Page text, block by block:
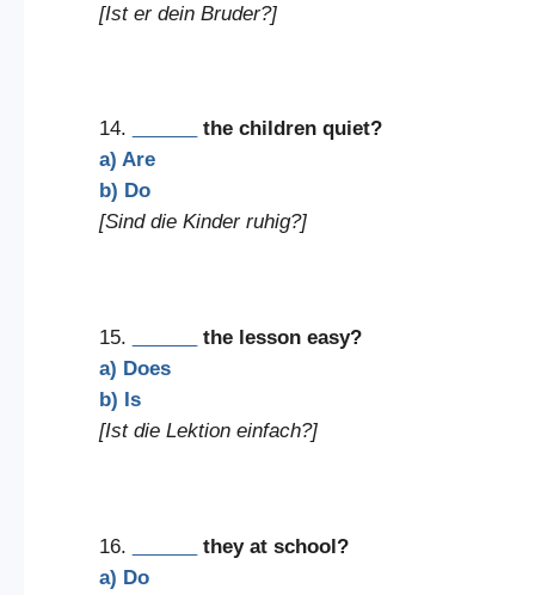
[Ist er dein Bruder?]
14.
the children quiet?
a) Are
b) Do
[Sind die Kinder ruhig?]
15.
the lesson easy?
a) Does
b) Is
[Ist die Lektion einfach?]
16.
they at school?
a) Do